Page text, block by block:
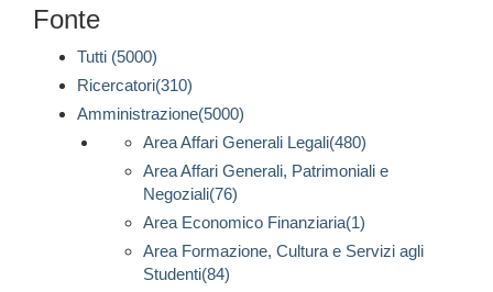
Fonte
Tutti (5000)
Ricercatori(310)
Amministrazione(5000)
Area Affari Generali Legali(480)
Area Affari Generali, Patrimoniali e
Negoziali(76)
Area Economico Finanziaria(1)
Area Formazione, Cultura e Servizi agli
Studenti(84)